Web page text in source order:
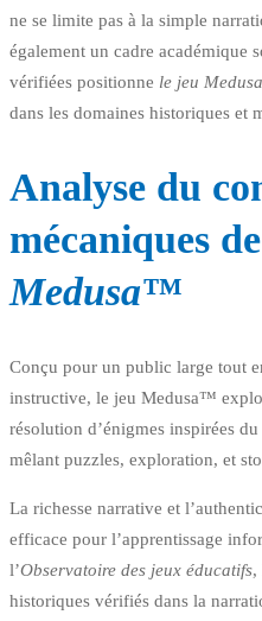
ne se limite pas à la simple
également un cadre académique
vérifiées positionne le jeu
dans les domaines historiques et
Analyse du
mécaniques de
Medusa™
Conçu pour un public large tout
instructive, le jeu Medusa™
résolution d’énigmes inspirées
mêlant puzzles, exploration, et
La richesse narrative et
efficace pour l’apprentissage
l’Observatoire des jeux éducatifs,
historiques vérifiés dans la